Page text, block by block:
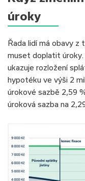
úroky
Řada lidí má obavy z
muset doplatit úroky.
ukazuje rozložení
hypotéku ve výši 2
úrokové sazbě 2,59
úroková sazba na